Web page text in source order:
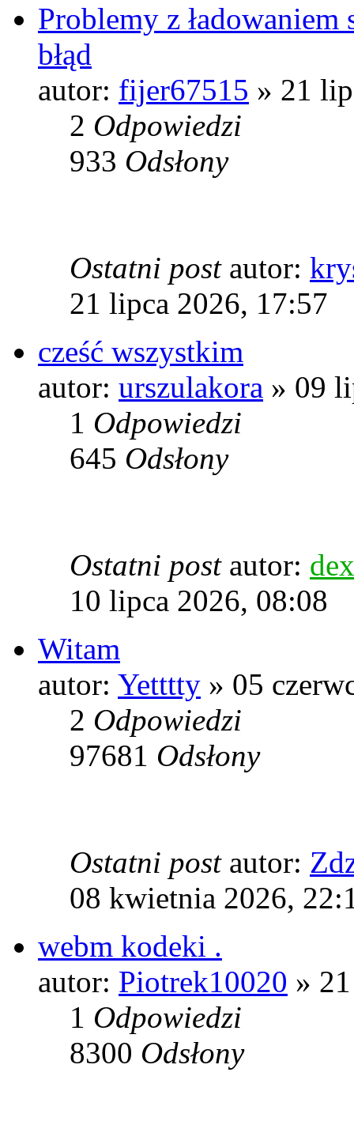
Problemy z
błąd
autor: fijer67515 » 21
2 Odpowiedzi
933 Odsłony
Ostatni post autor:
21 lipca 2026, 17:57
cześć wszystkim
autor: urszulakora » 09
1 Odpowiedzi
645 Odsłony
Ostatni post autor:
10 lipca 2026, 08:08
Witam
autor: Yetttty » 05
2 Odpowiedzi
97681 Odsłony
Ostatni post autor:
08 kwietnia 2026,
webm kodeki .
autor: Piotrek10020 »
1 Odpowiedzi
8300 Odsłony